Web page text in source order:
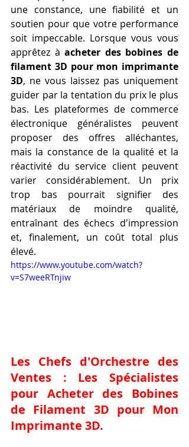
une constance, une fiabilité et un
soutien pour que votre performance
soit impeccable. Lorsque vous vous
apprêtez à acheter des bobines de
filament 3D pour mon imprimante
3D, ne vous laissez pas uniquement
guider par la tentation du prix le plus
bas. Les plateformes de commerce
électronique généralistes peuvent
proposer des offres alléchantes,
mais la constance de la qualité et la
réactivité du service client peuvent
varier considérablement. Un prix
trop bas pourrait signifier des
matériaux de moindre qualité,
entraînant des échecs d'impression
et, finalement, un coût total plus
élevé.
https://www.youtube.com/watch?
v=S7weeRTnjiw
Les Chefs d'Orchestre des
Ventes : Les Spécialistes
pour Acheter des Bobines
de Filament 3D pour Mon
Imprimante 3D.